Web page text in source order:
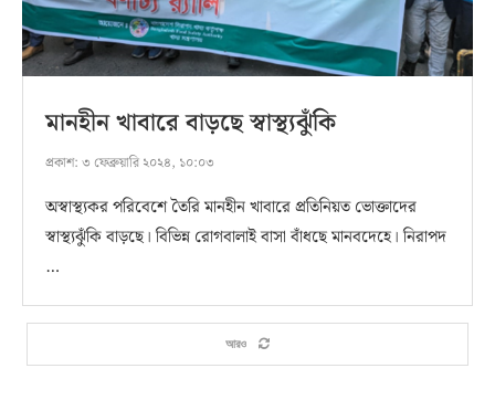
মানহীন খাবারে বাড়ছে স্বাস্থ্যঝুঁকি
প্রকাশ: ৩ ফেব্রুয়ারি ২০২৪, ১০:০৩
অস্বাস্থ্যকর পরিবেশে তৈরি মানহীন খাবারে প্রতিনিয়ত ভোক্তাদের
স্বাস্থ্যঝুঁকি বাড়ছে। বিভিন্ন রোগবালাই বাসা বাঁধছে মানবদেহে। নিরাপদ
…
আরও